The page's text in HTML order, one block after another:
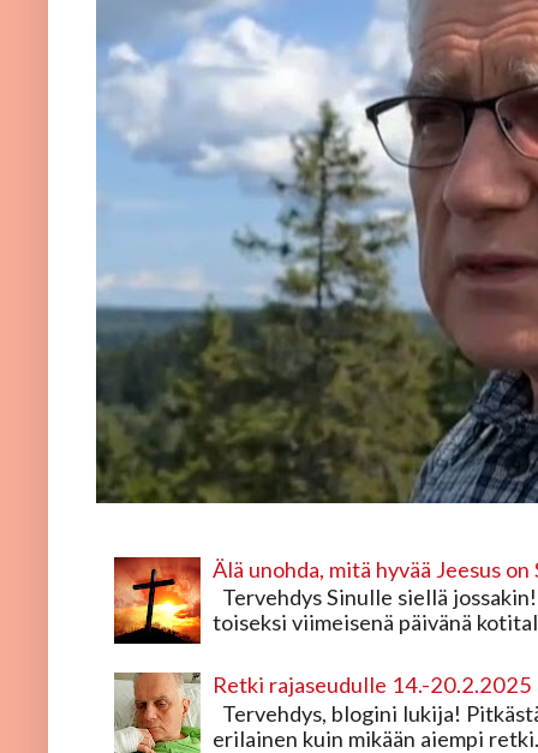
Älä unohda, mitä hyvää Jeesus
Tervehdys Sinulle siellä
toiseksi viimeisenä päivänä
Retki rajaseudulle 14.-20.2.2025
Tervehdys, blogini lukija!
erilainen kuin mikään aiempi